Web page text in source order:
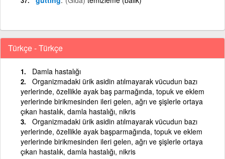
Türkçe - Türkçe
Damla hastalığı
Organizmadaki ürik asidin atılmayarak vücudun bazı
yerlerinde, özellikle ayak baş parmağında, topuk ve eklem
yerlerinde birikmesinden ileri gelen, ağrı ve şişlerle ortaya
çıkan hastalık, damla hastalığı, nikris
Organizmadaki ürik asidin atılmayarak vücudun bazı
yerlerinde, özellikle ayak başparmağında, topuk ve eklem
yerlerinde birikmesinden ileri gelen, ağrı ve şişlerle ortaya
çıkan hastalık, damla hastalığı, nikris